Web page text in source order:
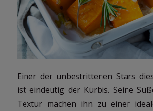
Einer der unbestrittenen Stars
ist eindeutig der Kürbis. Seine
Textur machen ihn zu einer